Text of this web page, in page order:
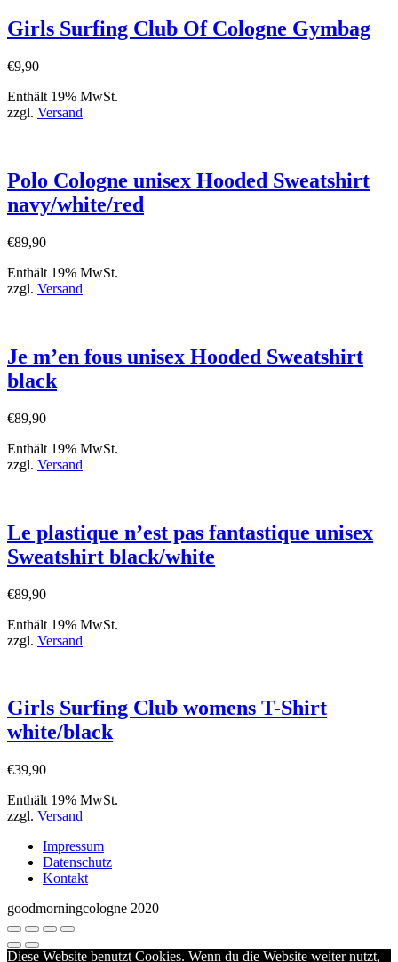
Girls Surfing Club Of Cologne Gymbag
€9,90
Enthält 19% MwSt.
zzgl. Versand
Polo Cologne unisex Hooded Sweatshirt
navy/white/red
€89,90
Enthält 19% MwSt.
zzgl. Versand
Je m’en fous unisex Hooded Sweatshirt
black
€89,90
Enthält 19% MwSt.
zzgl. Versand
Le plastique n’est pas fantastique unisex
Sweatshirt black/white
€89,90
Enthält 19% MwSt.
zzgl. Versand
Girls Surfing Club womens T-Shirt
white/black
€39,90
Enthält 19% MwSt.
zzgl. Versand
Impressum
Datenschutz
Kontakt
goodmorningcologne 2020
Diese Website benutzt Cookies. Wenn du die Website weiter nutzt,